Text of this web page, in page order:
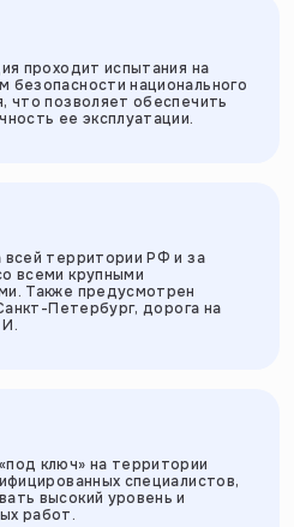
проходит испытания на
безопасности национального
что позволяет обеспечить
ее эксплуатации.
территории РФ и за
всеми крупными
Также предусмотрен
Петербург, дорога на
ключ» на территории
специалистов,
высокий уровень и
работ.